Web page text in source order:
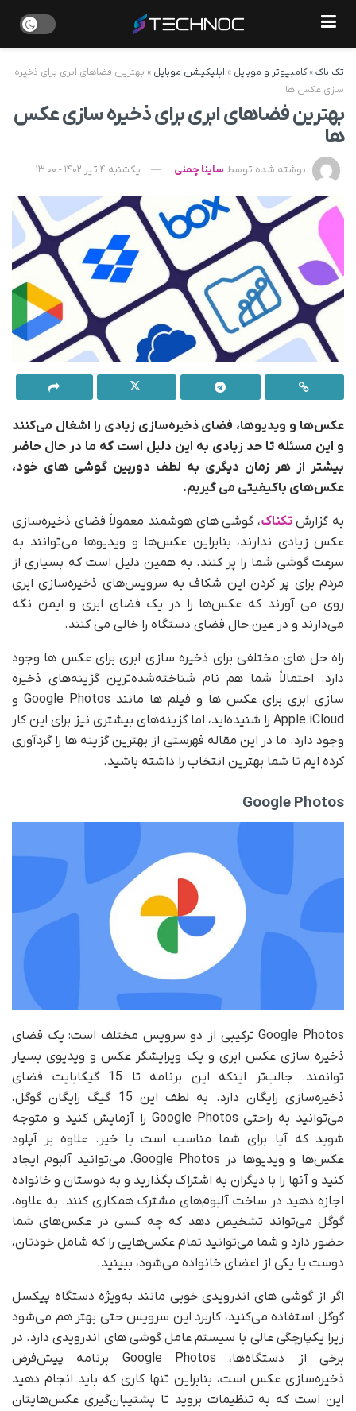
تک ناک»کامپیوتر و موبایل » اپلیکیشن موبایل » بهترین فضاهای ابری برای ذخیره
سازی عکس ها
بهترین فضاهای ابری برای ذخیره سازی عکس
ها
نوشته شده توسط ساینا چمنی یکشنبه 4 تیر 1402 - 13:00
عکس‌ها و ویدیوها، فضای ذخیره‌سازی زیادی را اشغال می‌کنند
و این مسئله تا حد زیادی به این دلیل است که ما در حال حاضر
بیشتر از هر زمان دیگری به لطف دوربین گوشی های خود،
عکس‌های باکیفیتی می گیریم.
به گزارشتکناک، گوشی های هوشمند معمولاً فضای ذخیره‌سازی
عکس زیادی ندارند، بنابراین عکس‌ها و ویدیوها می‌توانند به
سرعت گوشی شما را پر کنند. به همین دلیل است که بسیاری از
مردم برای پر کردن این شکاف به سرویس‌های ذخیره‌سازی ابری
روی می آورند که عکس‌ها را در یک فضای ابری و ایمن نگه
می‌دارند و در عین حال فضای دستگاه را خالی می کنند.
راه حل های مختلفی برای ذخیره سازی ابری برای عکس ها وجود
دارد. احتمالاً شما هم نام شناخته‌شده‌ترین گزینه‌های ذخیره
سازی ابری برای عکس ها و فیلم ها مانند Google Photos و
Apple iCloud را شنیده‌اید، اما گزینه‌های بیشتری نیز برای این کار
وجود دارد. ما در این مقاله فهرستی از بهترین گزینه ها را گردآوری
کرده ایم تا شما بهترین انتخاب را داشته باشید.
Google Photos
Google Photos ترکیبی از دو سرویس مختلف است: یک فضای
ذخیره سازی عکس ابری و یک ویرایشگر عکس و ویدیوی بسیار
توانمند. جالب‌تر اینکه این برنامه تا 15 گیگابایت فضای
ذخیره‌سازی رایگان دارد. به لطف این 15 گیگ رایگان گوگل،
می‌توانید به راحتی Google Photos را آزمایش کنید و متوجه
شوید که آیا برای شما مناسب است یا خیر. علاوه بر آپلود
عکس‌ها و ویدیوها در Google Photos، می‌توانید آلبوم ایجاد
کنید و آنها را با دیگران به اشتراک بگذارید و به دوستان و خانواده
اجازه دهید در ساخت آلبوم‌های مشترک همکاری کنند. به علاوه،
گوگل می‌تواند تشخیص دهد که چه کسی در عکس‌های شما
حضور دارد و شما می‌توانید تمام عکس‌هایی را که شامل خودتان،
دوست یا یکی از اعضای خانواده می‌شود، ببینید.
اگر از گوشی های اندرویدی خوبی مانند به‌ویژه دستگاه پیکسل
گوگل استفاده می‌کنید، کاربرد این سرویس حتی بهتر هم می‌شود
زیرا یکپارچگی عالی با سیستم عامل گوشی های اندرویدی دارد. در
برخی از دستگاه‌ها، Google Photos برنامه پیش‌فرض
ذخیره‌سازی عکس است، بنابراین تنها کاری که باید انجام دهید
این است که به تنظیمات بروید تا پشتیبان‌گیری عکس‌هایتان